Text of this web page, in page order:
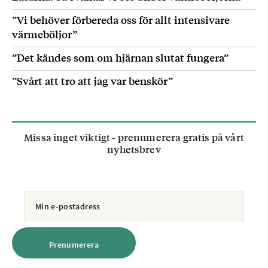
Personer som inte omfattas av definitionerna
ovan, men
har en svår grundsjukdom eller uttalad
skörhet som gör
att covid-19 riskerar att bli en allvarlig
sjukdom.
”Vi behöver förbereda oss för allt intensivare
värmeböljor”
”Det kändes som om hjärnan slutat fungera”
”Svårt att tro att jag var benskör”
Missa inget viktigt - prenumerera gratis på vårt
nyhetsbrev